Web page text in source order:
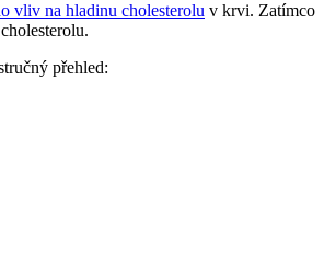
vliv na hladinu cholesterolu v krvi. Zatímco
přehled: